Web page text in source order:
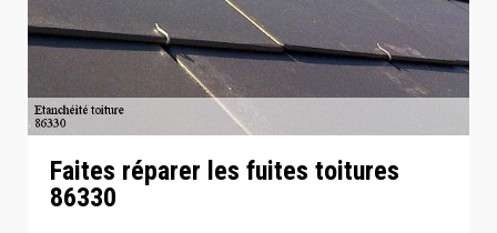
Faites réparer les fuites toitures
86330